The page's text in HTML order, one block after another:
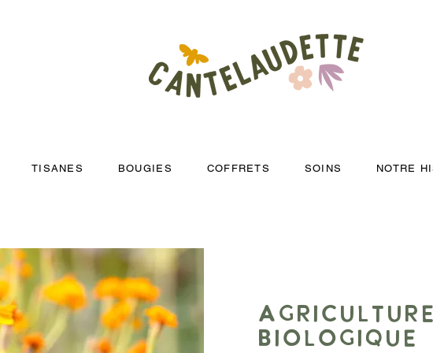
TISANES BOUGIES COFFRETS SOINS NOTRE
AGRICULTURE
BIOLOGIQUE